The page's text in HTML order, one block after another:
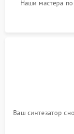
Наши мастера
Ваш синтезатор